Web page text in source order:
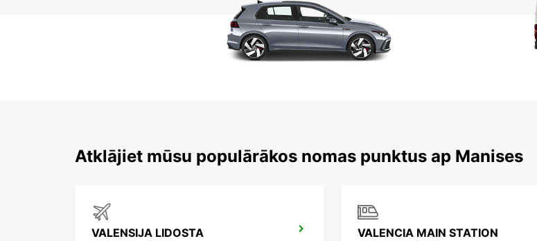
Atklājiet mūsu populārākos nomas punktus ap Manises
VALENSIJA LIDOSTA VALENCIA MAIN STATION